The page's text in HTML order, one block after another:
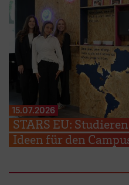
15.07.2026
STARS EU:
Ideen für den